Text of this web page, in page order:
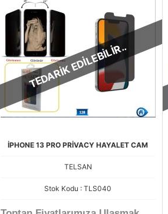
TEDARİK EDİLEBİLİR..
İPHONE 13 PRO PRİVACY HAYALET CAM
TELSAN
Stok Kodu : TLS040